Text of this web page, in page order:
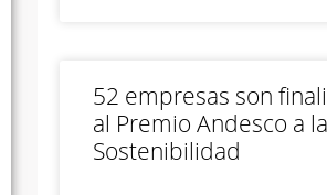
52 empresas son
al Premio Andesco a la
Sostenibilidad